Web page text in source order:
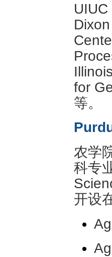
for
等。
农学
科专
开设